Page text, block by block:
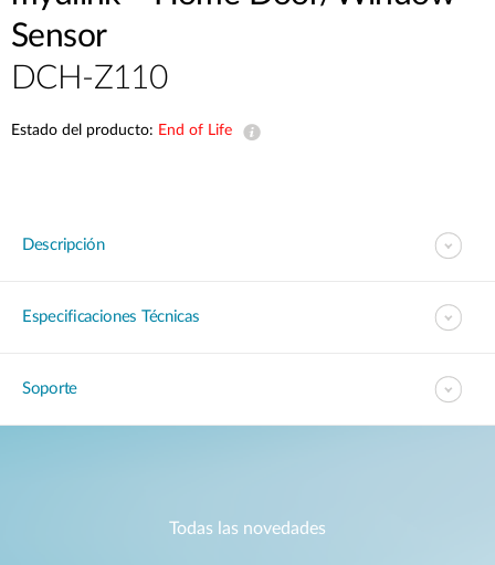
Sensor
DCH-Z110
Estado del producto: End of Life
Descripción
Especificaciones Técnicas
Soporte
Todas las novedades